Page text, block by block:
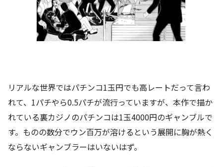
リアルな世界ではパチンコ1玉円でも高レートだって言わ
れて、1パチやら0.5パチが流行っていますが、本作で描か
れている裏カジノのパチンコは1玉4000円のギャンブルで
す。ものの数分でウン百万が溶けるという展開に胸が熱く
ならないギャンブラーはいないはず。